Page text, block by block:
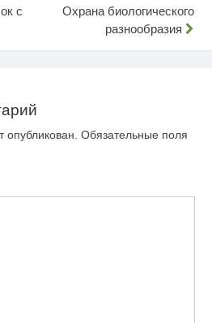
с
Охрана биологического
разнообразия
опубликован. Обязательные поля